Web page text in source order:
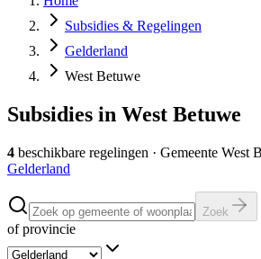
Subsidies & Regelingen
Gelderland
West Betuwe
Subsidies in West Betuwe
4 beschikbare regelingen · Gemeente West
Gelderland
Zoek
of provincie